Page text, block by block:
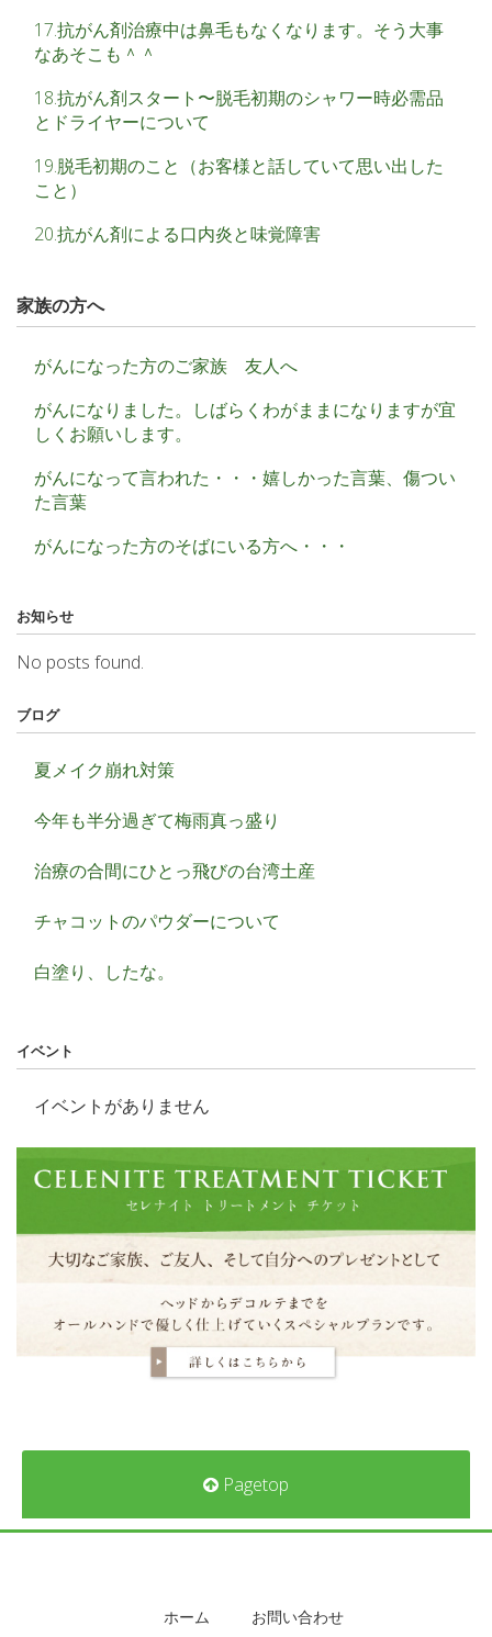
17.抗がん剤治療中は鼻毛もなくなります。そう大事
なあそこも＾＾
18.抗がん剤スタート〜脱毛初期のシャワー時必需品
とドライヤーについて
19.脱毛初期のこと（お客様と話していて思い出した
こと）
20.抗がん剤による口内炎と味覚障害
家族の方へ
がんになった方のご家族 友人へ
がんになりました。しばらくわがままになりますが宜
しくお願いします。
がんになって言われた・・・嬉しかった言葉、傷つい
た言葉
がんになった方のそばにいる方へ・・・
お知らせ
No posts found.
ブログ
夏メイク崩れ対策
今年も半分過ぎて梅雨真っ盛り
治療の合間にひとっ飛びの台湾土産
チャコットのパウダーについて
白塗り、したな。
イベント
イベントがありません
Pagetop
ホーム お問い合わせ